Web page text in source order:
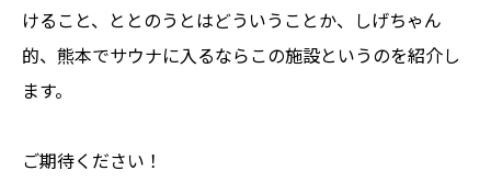
けること、ととのうとはどういうことか、しげちゃん
的、熊本でサウナに入るならこの施設というのを紹介し
ます。
ご期待ください！